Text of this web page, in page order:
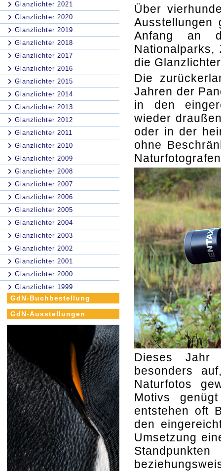
Glanzlichter 2021
Glanzlichter 2020
Glanzlichter 2019
Glanzlichter 2018
Glanzlichter 2017
Glanzlichter 2016
Glanzlichter 2015
Glanzlichter 2014
Glanzlichter 2013
Glanzlichter 2012
Glanzlichter 2011
Glanzlichter 2010
Glanzlichter 2009
Glanzlichter 2008
Glanzlichter 2007
Glanzlichter 2006
Glanzlichter 2005
Glanzlichter 2004
Glanzlichter 2003
Glanzlichter 2002
Glanzlichter 2001
Glanzlichter 2000
Glanzlichter 1999
GdN-Buchbestellung
GdN-Ausstellungen
Über
Ausstellungen
Anfang an
Nationalparks,
die
Die
Jahren der
in den
wieder
oder in der
ohne
Dieses Jahr
besonders
Naturfotos
Motivs
entstehen oft
den
Umsetzung